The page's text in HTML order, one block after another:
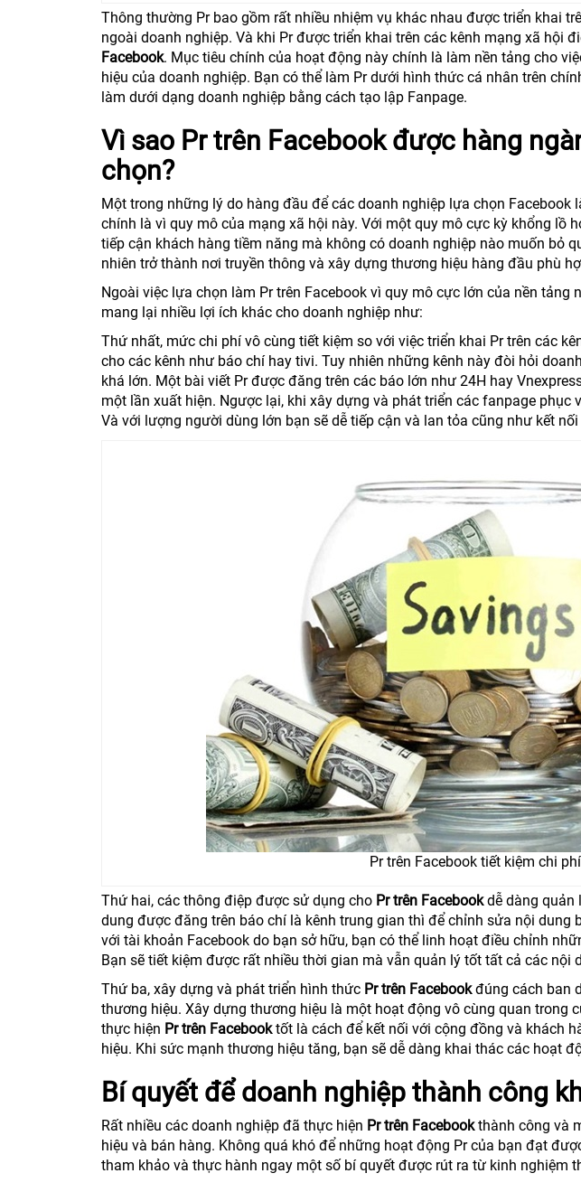
Thông thường Pr bao gồm rất nhiều nhiệm vụ khác nhau được triển khai
ngoài doanh nghiệp. Và khi Pr được triển khai trên các kênh mạng xã hội
Facebook. Mục tiêu chính của hoạt động này chính là làm nền tảng cho
hiệu của doanh nghiệp. Bạn có thể làm Pr dưới hình thức cá nhân trên
làm dưới dạng doanh nghiệp bằng cách tạo lập Fanpage.
Vì sao Pr trên Facebook được hàng
chọn?
Một trong những lý do hàng đầu để các doanh nghiệp lựa chọn
chính là vì quy mô của mạng xã hội này. Với một quy mô cực kỳ khổng lồ
tiếp cận khách hàng tiềm năng mà không có doanh nghiệp nào muốn bỏ
nhiên trở thành nơi truyền thông và xây dựng thương hiệu hàng đầu phù
Ngoài việc lựa chọn làm Pr trên Facebook vì quy mô cực lớn của nền tảng
mang lại nhiều lợi ích khác cho doanh nghiệp như:
Thứ nhất, mức chi phí vô cùng tiết kiệm so với việc triển khai Pr trên các
cho các kênh như báo chí hay tivi. Tuy nhiên những kênh này đòi hỏi
khá lớn. Một bài viết Pr được đăng trên các báo lớn như 24H hay
một lần xuất hiện. Ngược lại, khi xây dựng và phát triển các fanpage phục
Và với lượng người dùng lớn bạn sẽ dễ tiếp cận và lan tỏa cũng như kết
Pr trên Facebook tiết kiệm chi
Thứ hai, các thông điệp được sử dụng cho Pr trên Facebookdễ dàng quản
dung được đăng trên báo chí là kênh trung gian thì để chỉnh sửa nội dung
với tài khoản Facebook do bạn sở hữu, bạn có thể linh hoạt điều chỉnh
Bạn sẽ tiết kiệm được rất nhiều thời gian mà vẫn quản lý tốt tất cả các nội
Thứ ba, xây dựng và phát triển hình thức Pr trên Facebookđúng cách ban
thương hiệu. Xây dựng thương hiệu là một hoạt động vô cùng quan trong
thực hiện Pr trên Facebooktốt là cách để kết nối với cộng đồng và khách
hiệu. Khi sức mạnh thương hiệu tăng, bạn sẽ dễ dàng khai thác các hoạt
Bí quyết để doanh nghiệp thành công
Rất nhiều các doanh nghiệp đã thực hiện Pr trên Facebookthành công và
hiệu và bán hàng. Không quá khó để những hoạt động Pr của bạn đạt
tham khảo và thực hành ngay một số bí quyết được rút ra từ kinh nghiệm